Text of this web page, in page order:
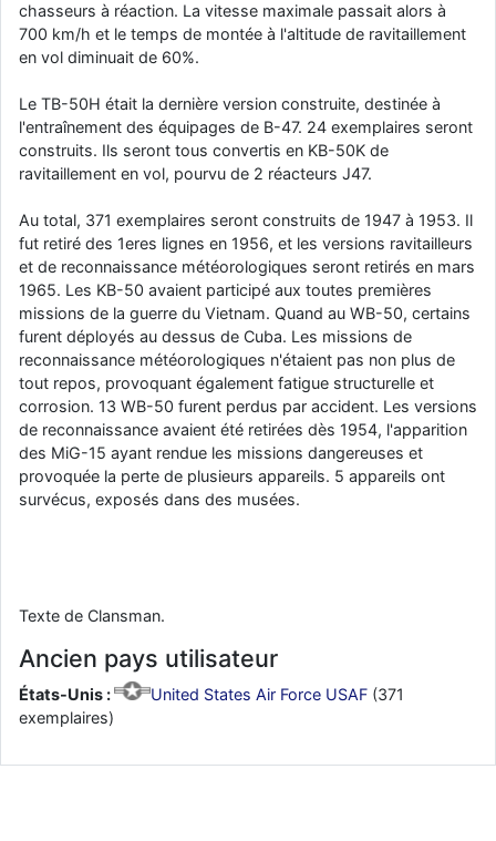
chasseurs à réaction. La vitesse maximale passait alors à
700 km/h et le temps de montée à l'altitude de ravitaillement
en vol diminuait de 60%.
Le TB-50H était la dernière version construite, destinée à
l'entraînement des équipages de B-47. 24 exemplaires seront
construits. Ils seront tous convertis en KB-50K de
ravitaillement en vol, pourvu de 2 réacteurs J47.
Au total, 371 exemplaires seront construits de 1947 à 1953. Il
fut retiré des 1eres lignes en 1956, et les versions ravitailleurs
et de reconnaissance météorologiques seront retirés en mars
1965. Les KB-50 avaient participé aux toutes premières
missions de la guerre du Vietnam. Quand au WB-50, certains
furent déployés au dessus de Cuba. Les missions de
reconnaissance météorologiques n'étaient pas non plus de
tout repos, provoquant également fatigue structurelle et
corrosion. 13 WB-50 furent perdus par accident. Les versions
de reconnaissance avaient été retirées dès 1954, l'apparition
des MiG-15 ayant rendue les missions dangereuses et
provoquée la perte de plusieurs appareils. 5 appareils ont
survécus, exposés dans des musées.
Texte de Clansman.
Ancien pays utilisateur
États-Unis : United States Air Force USAF(371
exemplaires)